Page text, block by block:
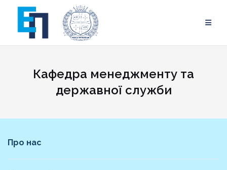
content
Кафедра менеджменту та
державної служби
Про нас